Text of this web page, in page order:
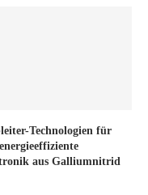
Technologien für
aus Galliumnitrid